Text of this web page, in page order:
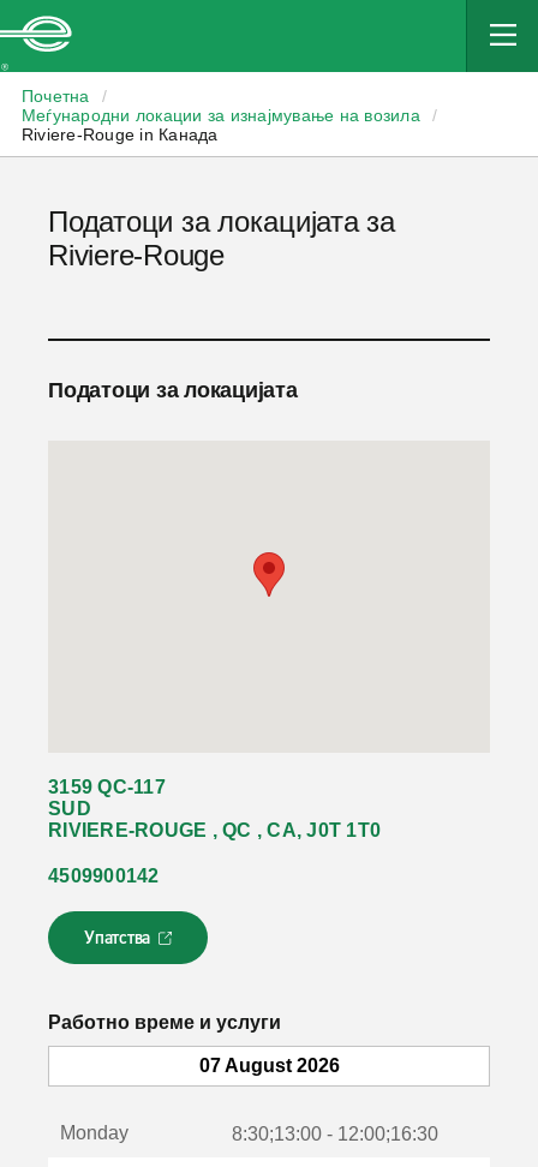
Почетна
/
Меѓународни локации за изнајмување на возила
/
Riviere-Rouge in Канада
Податоци за локацијата за
Riviere-Rouge
Податоци за локацијата
3159 QC-117
SUD
RIVIERE-ROUGE , QC , CA, J0T 1T0
4509900142
Упатства
Л
и
к
с
Работно време и услуги
07 August 2026
Monday 8:30;13:00 - 12:00;16:30